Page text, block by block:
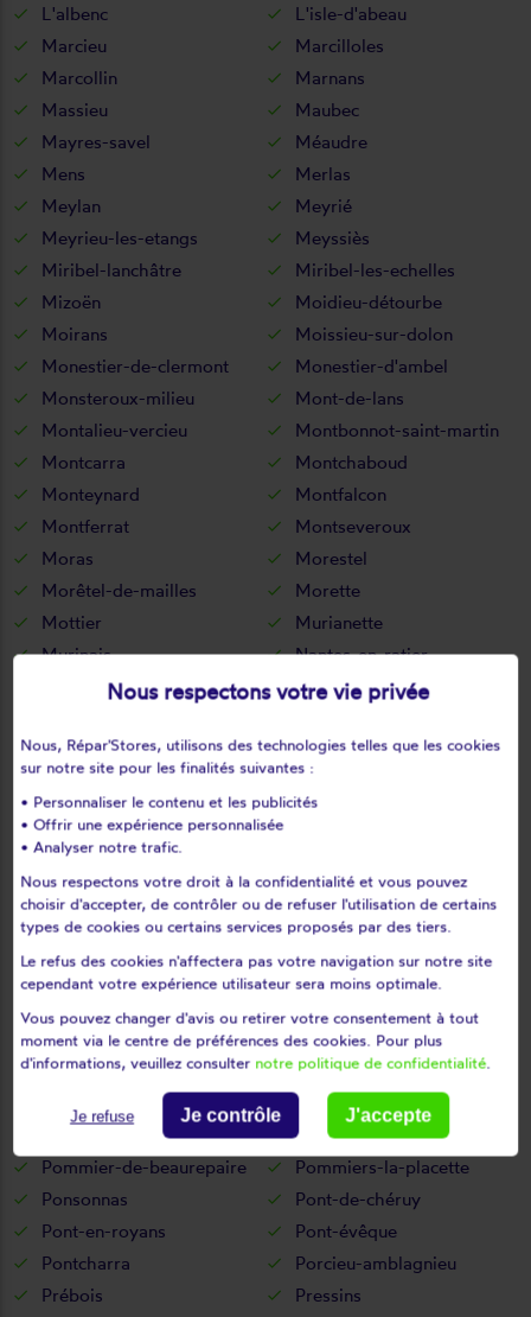
L'albenc
L'isle-d'abeau
Marcieu
Marcilloles
Marcollin
Marnans
Massieu
Maubec
Mayres-savel
Méaudre
Mens
Merlas
Meylan
Meyrié
Meyrieu-les-etangs
Meyssiès
Miribel-lanchâtre
Miribel-les-echelles
Mizoën
Moidieu-détourbe
Moirans
Moissieu-sur-dolon
Monestier-de-clermont
Monestier-d'ambel
Monsteroux-milieu
Mont-de-lans
Montalieu-vercieu
Montbonnot-saint-martin
Montcarra
Montchaboud
Monteynard
Montfalcon
Montferrat
Montseveroux
Moras
Morestel
Morêtel-de-mailles
Morette
Mottier
Murianette
Murinais
Nantes-en-ratier
Nivolas-vermelle
Notre-dame-de-mésage
Notre-dame-de-vaux
Oris-en-rattier
Ornacieux
Ornon
Oyeu
Oytier-saint-oblas
Oz
Pact
Paladru
Panissage
Panossas
Pellafol
Penol
Pierre-châtel
Pinsot
Plan
Poliénas
Pommier-de-beaurepaire
Pommiers-la-placette
Ponsonnas
Pont-de-chéruy
Pont-en-royans
Pont-évêque
Pontcharra
Porcieu-amblagnieu
Prébois
Pressins
Nous respectons votre vie privée
Nous, Répar'Stores, utilisons des technologies telles que les cookies
sur notre site pour les finalités suivantes :
• Personnaliser le contenu et les publicités
• Offrir une expérience personnalisée
• Analyser notre trafic.
Nous respectons votre droit à la confidentialité et vous pouvez
choisir d'accepter, de contrôler ou de refuser l'utilisation de certains
types de cookies ou certains services proposés par des tiers.
Le refus des cookies n'affectera pas votre navigation sur notre site
cependant votre expérience utilisateur sera moins optimale.
Vous pouvez changer d'avis ou retirer votre consentement à tout
moment via le centre de préférences des cookies. Pour plus
d'informations, veuillez consulter notre politique de confidentialité.
Je refuse Je contrôle J'accepte